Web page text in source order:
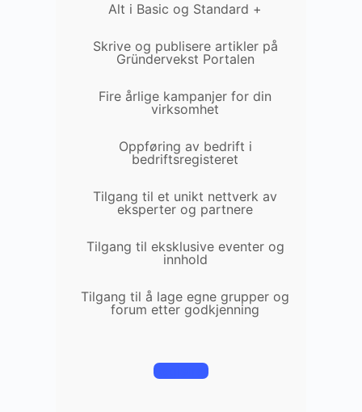
Alt i Basic og Standard +
Skrive og publisere artikler på
Gründervekst Portalen
Fire årlige kampanjer for din
virksomhet
Oppføring av bedrift i
bedriftsregisteret
Tilgang til et unikt nettverk av
eksperter og partnere
Tilgang til eksklusive eventer og
innhold
Tilgang til å lage egne grupper og
forum etter godkjenning
Registrer